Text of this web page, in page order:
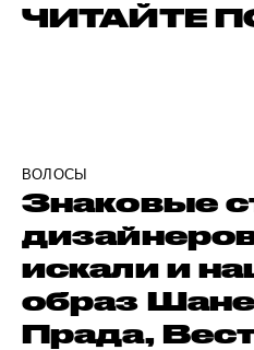
ЧИТАЙТЕ
ВОЛОСЫ
Знаковые
искали и
образ
Прада,